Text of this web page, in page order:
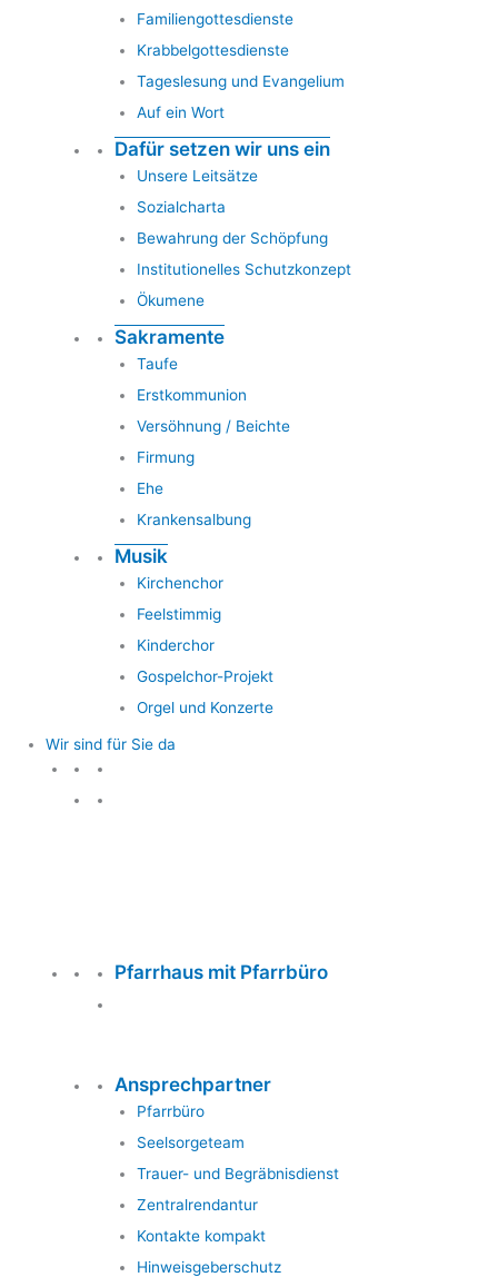
Familiengottesdienste
Krabbelgottesdienste
Tageslesung und Evangelium
Auf ein Wort
Dafür setzen wir uns ein
Unsere Leitsätze
Sozialcharta
Bewahrung der Schöpfung
Institutionelles Schutzkonzept
Ökumene
Sakramente
Taufe
Erstkommunion
Versöhnung / Beichte
Firmung
Ehe
Krankensalbung
Musik
Kirchenchor
Feelstimmig
Kinderchor
Gospelchor-Projekt
Orgel und Konzerte
Wir sind für Sie da
Pfarrhaus mit Pfarrbüro
Ansprechpartner
Pfarrbüro
Seelsorgeteam
Trauer- und Begräbnisdienst
Zentralrendantur
Kontakte kompakt
Hinweisgeberschutz